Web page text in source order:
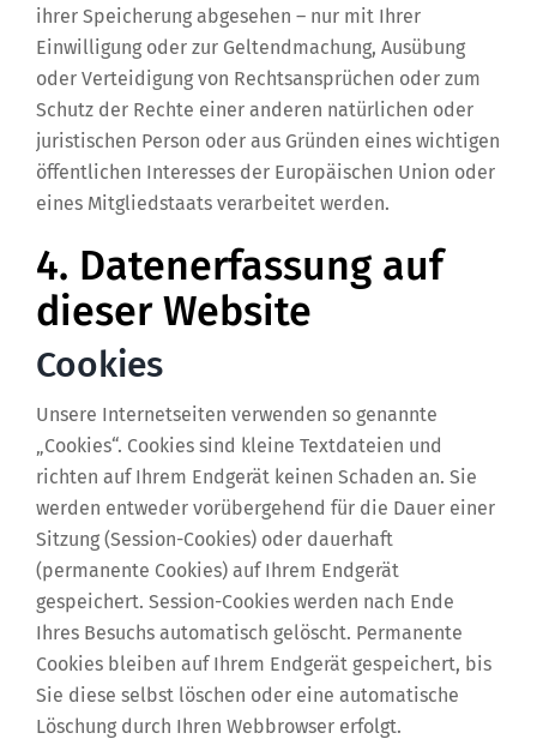
ihrer Speicherung abgesehen – nur mit Ihrer
Einwilligung oder zur Geltendmachung, Ausübung
oder Verteidigung von Rechtsansprüchen oder zum
Schutz der Rechte einer anderen natürlichen oder
juristischen Person oder aus Gründen eines wichtigen
öffentlichen Interesses der Europäischen Union oder
eines Mitgliedstaats verarbeitet werden.
4. Datenerfassung auf
dieser Website
Cookies
Unsere Internetseiten verwenden so genannte
„Cookies“. Cookies sind kleine Textdateien und
richten auf Ihrem Endgerät keinen Schaden an. Sie
werden entweder vorübergehend für die Dauer einer
Sitzung (Session-Cookies) oder dauerhaft
(permanente Cookies) auf Ihrem Endgerät
gespeichert. Session-Cookies werden nach Ende
Ihres Besuchs automatisch gelöscht. Permanente
Cookies bleiben auf Ihrem Endgerät gespeichert, bis
Sie diese selbst löschen oder eine automatische
Löschung durch Ihren Webbrowser erfolgt.